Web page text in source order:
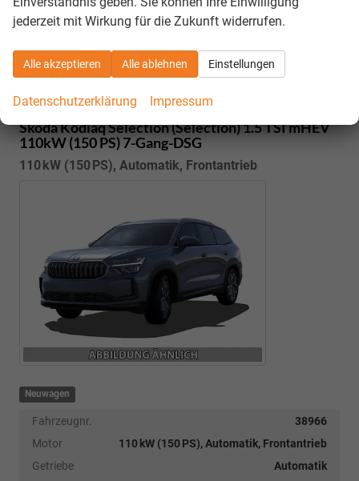
Details
Kostenloser Rückruf-Service
PDF-Datei, Fahrzeugexposé drucken
Fahrzeug parken
Skoda KodiaqSelection (Selection) 1.5 TSI mHEV
110kW (150 PS) 7-Gang-DSG
110 kW (150 PS), Automatik, Frontantrieb
Neuwagen
Fahrzeugnr.
38966
Motor
110 kW (150 PS), Automatik, Frontantrieb
Getriebe
Automatik
jederzeit mit Wirkung für die Zukunft widerrufen.
Alle akzeptieren Alle ablehnen Einstellungen
Datenschutzerklärung Impressum